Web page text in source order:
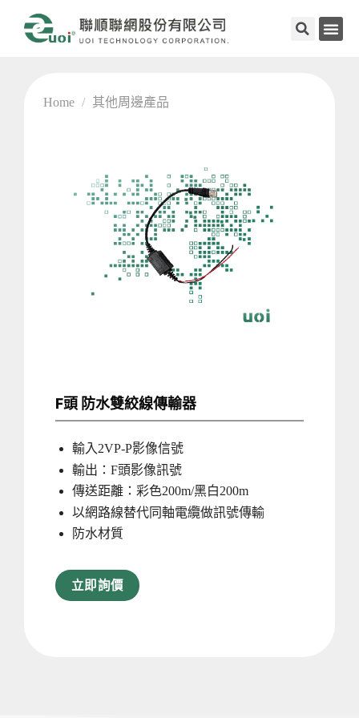
Home / 其他周邊產品
F頭 防水雙絞線傳輸器
輸入2VP-P影像信號
輸出：F頭影像訊號
傳送距離：彩色200m/黑白200m
以網路線替代同軸電纜做訊號傳輸
防水材質
立即詢價